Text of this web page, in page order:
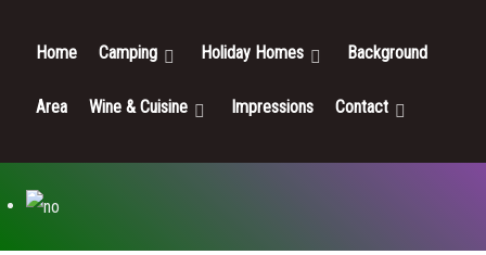
Home Camping Holiday Homes Background
Area Wine & Cuisine Impressions Contact